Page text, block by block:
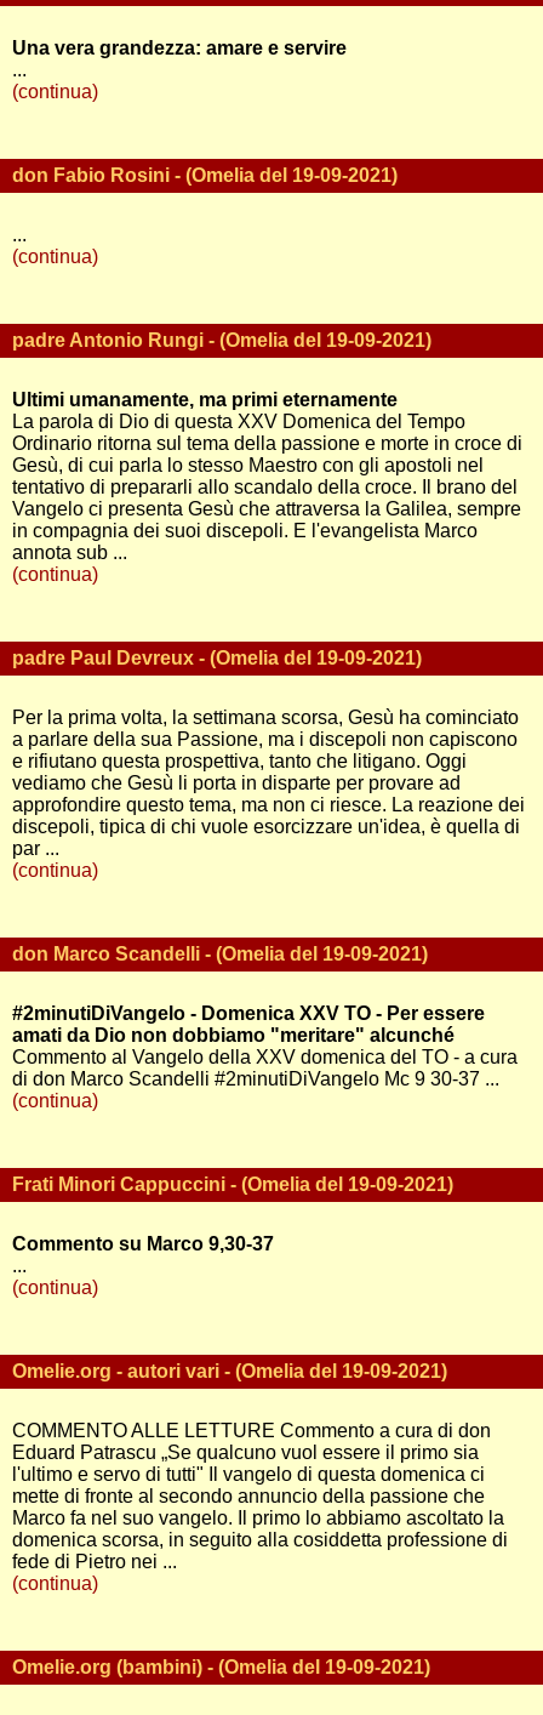
Una vera grandezza: amare e servire
...
(continua)
don Fabio Rosini - (Omelia del 19-09-2021)
...
(continua)
padre Antonio Rungi - (Omelia del 19-09-2021)
Ultimi umanamente, ma primi eternamente
La parola di Dio di questa XXV Domenica del Tempo
Ordinario ritorna sul tema della passione e morte in croce di
Gesù, di cui parla lo stesso Maestro con gli apostoli nel
tentativo di prepararli allo scandalo della croce. Il brano del
Vangelo ci presenta Gesù che attraversa la Galilea, sempre
in compagnia dei suoi discepoli. E l'evangelista Marco
annota sub ...
(continua)
padre Paul Devreux - (Omelia del 19-09-2021)
Per la prima volta, la settimana scorsa, Gesù ha cominciato
a parlare della sua Passione, ma i discepoli non capiscono
e rifiutano questa prospettiva, tanto che litigano. Oggi
vediamo che Gesù li porta in disparte per provare ad
approfondire questo tema, ma non ci riesce. La reazione dei
discepoli, tipica di chi vuole esorcizzare un'idea, è quella di
par ...
(continua)
don Marco Scandelli - (Omelia del 19-09-2021)
#2minutiDiVangelo - Domenica XXV TO - Per essere
amati da Dio non dobbiamo "meritare" alcunché
Commento al Vangelo della XXV domenica del TO - a cura
di don Marco Scandelli #2minutiDiVangelo Mc 9 30-37 ...
(continua)
Frati Minori Cappuccini - (Omelia del 19-09-2021)
Commento su Marco 9,30-37
...
(continua)
Omelie.org - autori vari - (Omelia del 19-09-2021)
COMMENTO ALLE LETTURE Commento a cura di don
Eduard Patrascu „Se qualcuno vuol essere il primo sia
l'ultimo e servo di tutti" Il vangelo di questa domenica ci
mette di fronte al secondo annuncio della passione che
Marco fa nel suo vangelo. Il primo lo abbiamo ascoltato la
domenica scorsa, in seguito alla cosiddetta professione di
fede di Pietro nei ...
(continua)
Omelie.org (bambini) - (Omelia del 19-09-2021)